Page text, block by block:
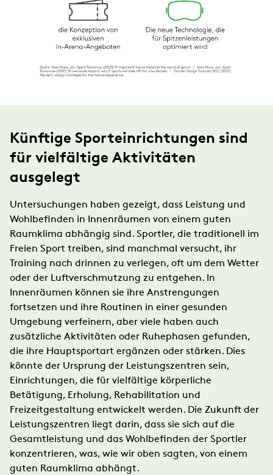
Künftige Sporteinrichtungen sind
für vielfältige Aktivitäten
ausgelegt
Untersuchungen haben gezeigt, dass Leistung und
Wohlbefinden in Innenräumen von einem guten
Raumklima abhängig sind. Sportler, die traditionell im
Freien Sport treiben, sind manchmal versucht, ihr
Training nach drinnen zu verlegen, oft um dem Wetter
oder der Luftverschmutzung zu entgehen. In
Innenräumen können sie ihre Anstrengungen
fortsetzen und ihre Routinen in einer gesunden
Umgebung verfeinern, aber viele haben auch
zusätzliche Aktivitäten oder Ruhephasen gefunden,
die ihre Hauptsportart ergänzen oder stärken. Dies
könnte der Ursprung der Leistungszentren sein,
Einrichtungen, die für vielfältige körperliche
Betätigung, Erholung, Rehabilitation und
Freizeitgestaltung entwickelt werden. Die Zukunft der
Leistungszentren liegt darin, dass sie sich auf die
Gesamtleistung und das Wohlbefinden der Sportler
konzentrieren, was, wie wir oben sagten, von einem
guten Raumklima abhängt.